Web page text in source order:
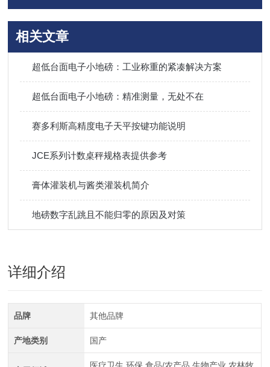
相关文章
超低台面电子小地磅：工业称重的紧凑解决方案
超低台面电子小地磅：精准测量，无处不在
赛多利斯高精度电子天平按键功能说明
JCE系列计数桌秤规格表提供参考
膏体灌装机与酱类灌装机简介
地磅数字乱跳且不能归零的原因及对策
详细介绍
品牌 其他品牌
产地类别 国产